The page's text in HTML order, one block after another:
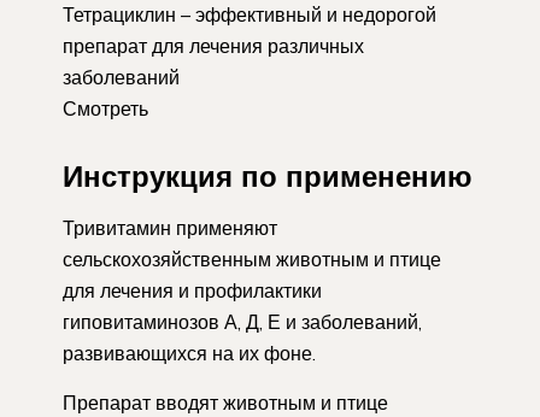
Тетрациклин – эффективный и недорогой
препарат для лечения различных
заболеваний
Смотреть
Инструкция по применению
Тривитамин применяют
сельскохозяйственным животным и птице
для лечения и профилактики
гиповитаминозов А, Д, Е и заболеваний,
развивающихся на их фоне.
Препарат вводят животным и птице